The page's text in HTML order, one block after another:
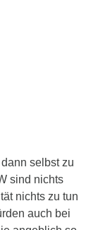
selbst zu
sind nichts
nichts zu tun
auch bei